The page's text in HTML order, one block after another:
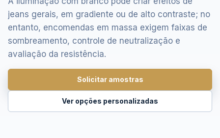
jeans gerais, em gradiente ou de alto contraste; no
entanto, encomendas em massa exigem faixas de
sombreamento, controle de neutralização e
avaliação da resistência.
Solicitar amostras
Ver opções personalizadas